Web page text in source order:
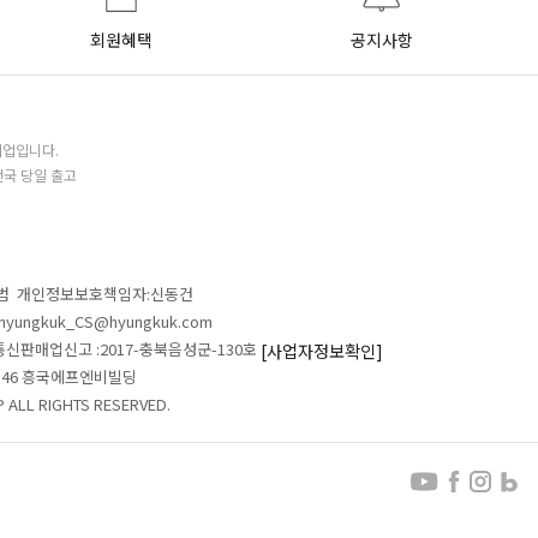
회원혜택 공지사항
입니다.
당일 출고
개인정보보호책임자:신동건
판매업신고 :2017-충북음성군-130호 [사업자정보확인]
흥국에프엔비빌딩
RIGHTS RESERVED.